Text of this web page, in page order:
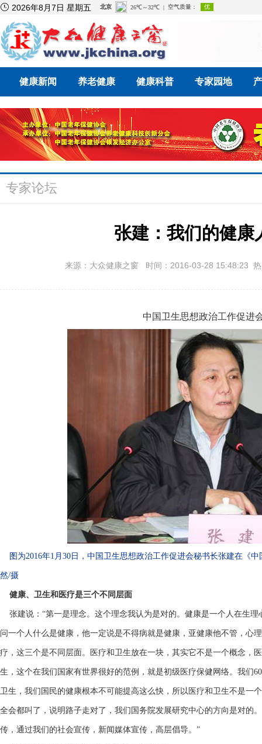
 2026年8月7日 星期五
健康新闻 养老健康 健康科普 专家园地
专家论坛
张建：我们的健康
来源：大众健康之窗 时间：2016-03-28 15:48:23
中国卫生思想政治工作促进
图为2016年1月30日，中国卫生思想政治工作促进会秘书长张建在《
然/摄
健康、卫生和医疗是三个不同层面
张建说：“第一是理念。这个理念我认为是对的。健康是一个人在生
问一个人什么是健康，他一定说是不得病就是健康，亚健康他不管，心
疗，这三个是不同层面。医疗和卫生放在一块，其实它不是一个概念，
生，这个在我们国家有世界很好的范例，就是初级医疗保健网络。我们
卫生，我们国民的健康根本不可能提高这么快，所以医疗和卫生不是一
全会都叫了，说明路子走对了，我们国务院发展研究中心的方向是对的
传，通过我们的社会宣传，新闻媒体宣传，高层倡导。”